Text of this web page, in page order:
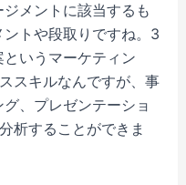
メントに該当するも
トや段取りですね。3
いうマーケティン
スキルなんですが、事
、プレゼンテーショ
析することができま